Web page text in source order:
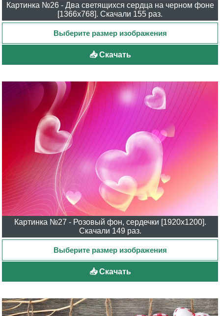
Картинка №26 - Два светящихся сердца на черном фоне
[1366x768]. Скачали 155 раз.
📥 Скачать
Картинка №27 - Розовый фон, сердечки [1920x1200].
Скачали 149 раз.
📥 Скачать